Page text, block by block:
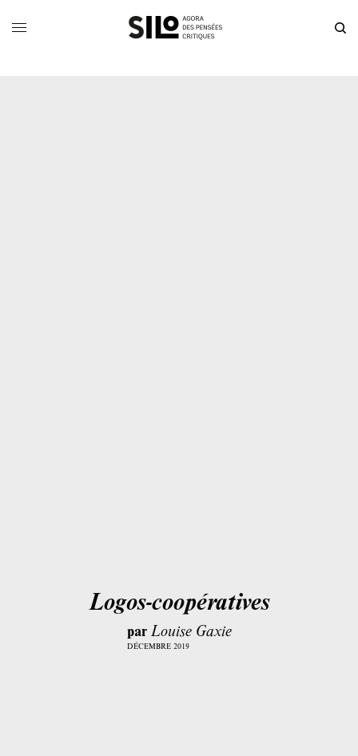
Logos-coopératives
par Louise Gaxie
DÉCEMBRE 2019